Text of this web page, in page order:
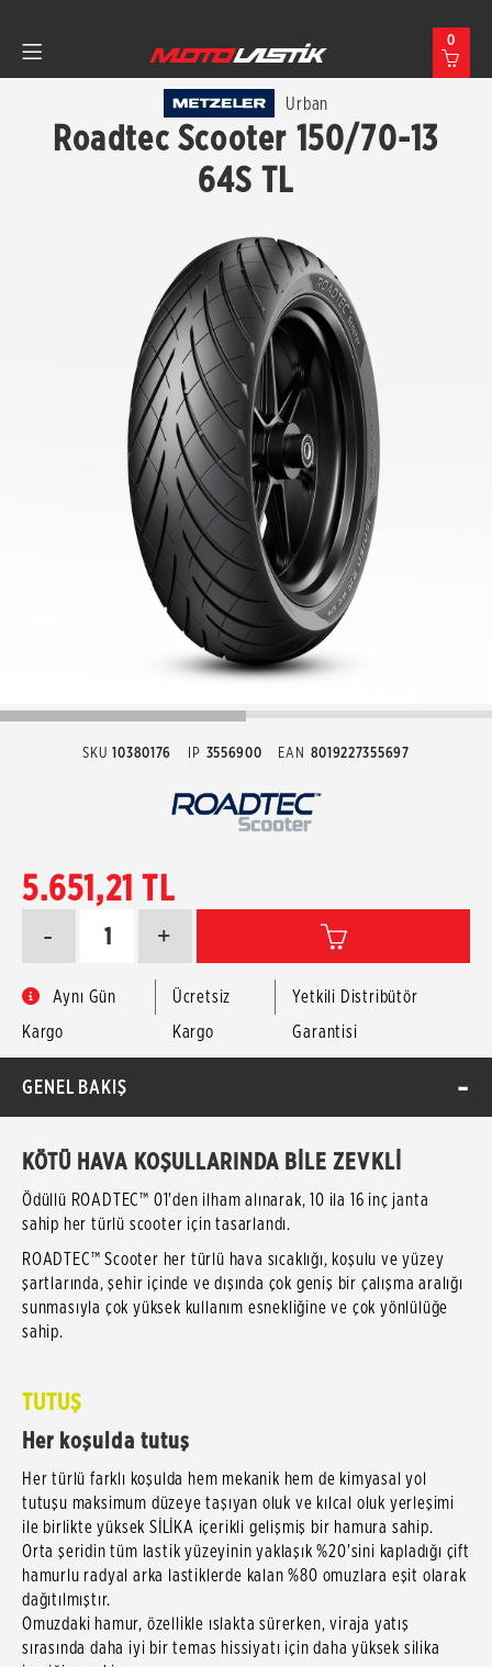
0
Urban
Roadtec Scooter 150/70-13
64S TL
SKU 10380176 IP 3556900 EAN 8019227355697
5.651,21 TL
+
-
Aynı Gün
Kargo
Ücretsiz
Kargo
Yetkili Distribütör
Garantisi
GENEL BAKIŞ
KÖTÜ HAVA KOŞULLARINDA BİLE ZEVKLİ
Ödüllü ROADTEC™ 01'den ilham alınarak, 10 ila 16 inç janta
sahip her türlü scooter için tasarlandı.
ROADTEC™ Scooter her türlü hava sıcaklığı, koşulu ve yüzey
şartlarında, şehir içinde ve dışında çok geniş bir çalışma aralığı
sunmasıyla çok yüksek kullanım esnekliğine ve çok yönlülüğe
sahip.
TUTUŞ
Her koşulda tutuş
Her türlü farklı koşulda hem mekanik hem de kimyasal yol
tutuşu maksimum düzeye taşıyan oluk ve kılcal oluk yerleşimi
ile birlikte yüksek SİLİKA içerikli gelişmiş bir hamura sahip.
Orta şeridin tüm lastik yüzeyinin yaklaşık %20'sini kapladığı çift
hamurlu radyal arka lastiklerde kalan %80 omuzlara eşit olarak
dağıtılmıştır.
Omuzdaki hamur, özellikle ıslakta sürerken, viraja yatış
sırasında daha iyi bir temas hissiyatı için daha yüksek silika